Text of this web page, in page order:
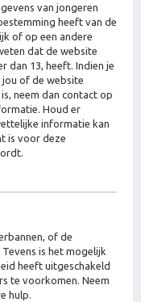
van jongeren
heeft van de
of op een andere
dat de website
dan 13, heeft. Indien je
of de website
neem dan contact op
Houd er
informatie kan
is voor deze
of de
is het mogelijk
heeft uitgeschakeld
te voorkomen. Neem
hulp.